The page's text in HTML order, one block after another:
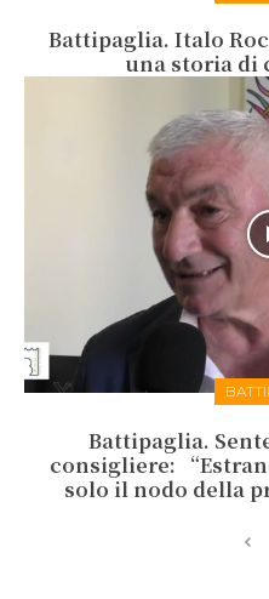
Battipaglia. Italo
una storia di
Battipaglia.
consigliere:
solo il nodo della